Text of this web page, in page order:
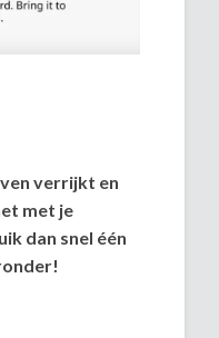
verrijkt en
met je
dan snel één